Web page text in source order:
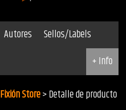
Autores
Sellos/Labels
+ Info
Fixión Store> Detalle de producto